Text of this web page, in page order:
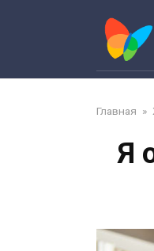
Главная »
Я